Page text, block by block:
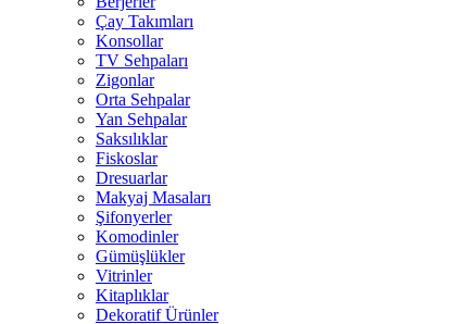
Çay Takımları
Konsollar
TV Sehpaları
Zigonlar
Orta Sehpalar
Yan Sehpalar
Saksılıklar
Fiskoslar
Dresuarlar
Makyaj Masaları
Şifonyerler
Komodinler
Gümüşlükler
Vitrinler
Kitaplıklar
Dekoratif Ürünler